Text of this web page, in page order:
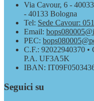
Via Cavour, 6 -
- 40133 Bologna
Tel: Sede Cavour:
Email:
PEC:
C.F.: 92022940370 •
P.A. UF3A5K
IBAN:
Seguici su